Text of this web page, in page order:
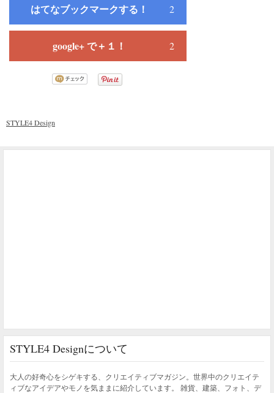
はてなブックマークする！ 2
google+ で＋１！ 2
STYLE4 Design
STYLE4 Designについて
大人の好奇心をシゲキする、クリエイティブマガジン。世界中のクリエイテ
ィブなアイデアやモノを気ままに紹介しています。 雑貨、建築、フォト、デ